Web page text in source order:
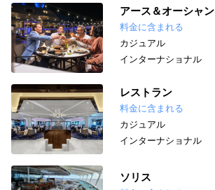
アース＆オーシャン
料金に含まれる
カジュアル
インターナショナル
レストラン
料金に含まれる
カジュアル
インターナショナル
ソリス